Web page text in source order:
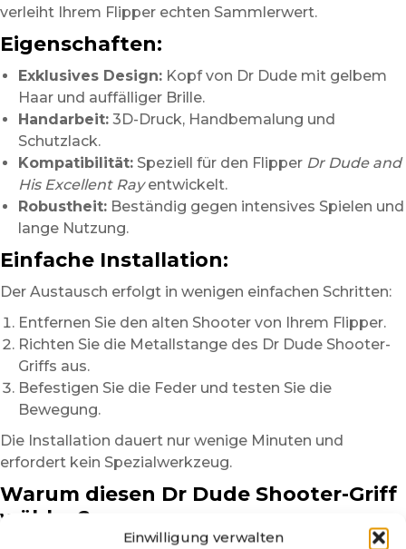
Einwilligung verwalten
verleiht Ihrem Flipper echten Sammlerwert.
Eigenschaften:
Exklusives Design: Kopf von Dr Dude mit gelbem
Haar und auffälliger Brille.
Handarbeit: 3D-Druck, Handbemalung und
Schutzlack.
Kompatibilität: Speziell für den Flipper Dr Dude and
His Excellent Rayentwickelt.
Robustheit: Beständig gegen intensives Spielen und
lange Nutzung.
Einfache Installation:
Der Austausch erfolgt in wenigen einfachen Schritten:
Entfernen Sie den alten Shooter von Ihrem Flipper.
Richten Sie die Metallstange des Dr Dude Shooter-
Griffs aus.
Befestigen Sie die Feder und testen Sie die
Bewegung.
Die Installation dauert nur wenige Minuten und
erfordert kein Spezialwerkzeug.
Warum diesen Dr Dude Shooter-Griff
wählen?